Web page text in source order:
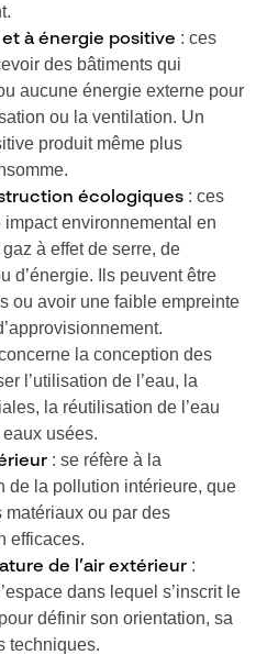
à énergie positive : ces
des bâtiments qui
aucune énergie externe pour
ou la ventilation. Un
produit même plus
écologiques : ces
environnemental en
à effet de serre, de
d’énergie. Ils peuvent être
ou avoir une faible empreinte
la conception des
l’utilisation de l’eau, la
la réutilisation de l’eau
usées.
: se réfère à la
de la pollution intérieure, que
ou par des
efficaces.
de l’air extérieur :
dans lequel s’inscrit le
définir son orientation, sa
techniques.